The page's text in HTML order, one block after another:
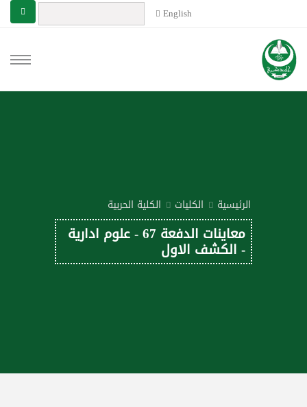
English
الرئيسية الكليات الكلية الحربية
معاينات الدفعة 67 - علوم ادارية
- الكشف الاول